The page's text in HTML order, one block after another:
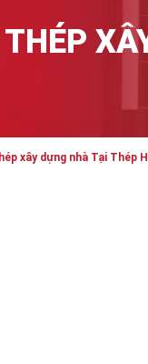
xây dựng nhà Tại Thép